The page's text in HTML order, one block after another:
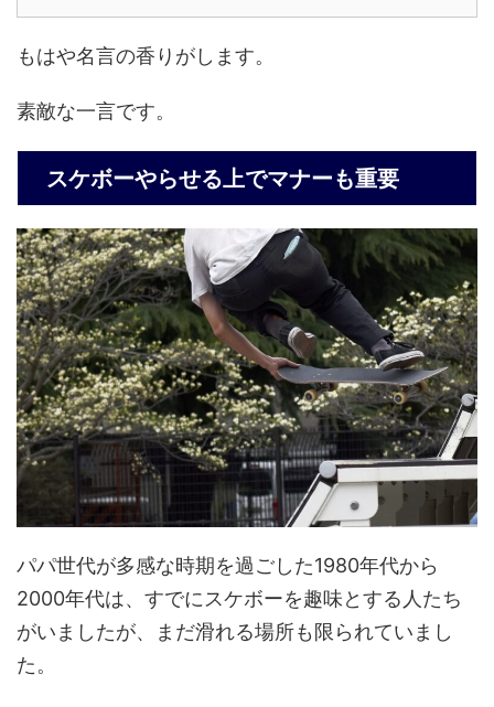
もはや名言の香りがします。
素敵な一言です。
スケボーやらせる上でマナーも重要
パパ世代が多感な時期を過ごした1980年代から
2000年代は、すでにスケボーを趣味とする人たち
がいましたが、まだ滑れる場所も限られていまし
た。